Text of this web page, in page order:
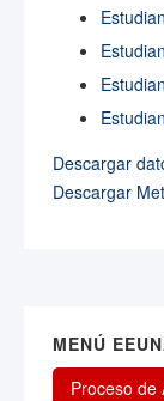
Descargar
Descargar
MENÚ
Proceso de